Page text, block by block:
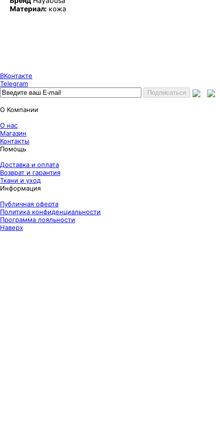
Материал: кожа
ВКонтакте
Telegram
О Компании
О нас
Магазин
Контакты
Помощь
Доставка и оплата
Возврат и гарантия
Ткани и уход
Информация
Публичная оферта
Политика конфиденциальности
Программа лояльности
Наверх